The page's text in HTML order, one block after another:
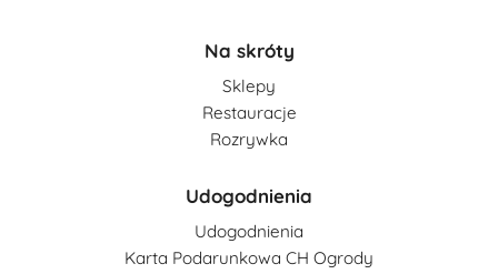
Na skróty
Sklepy
Restauracje
Rozrywka
Udogodnienia
Udogodnienia
Karta Podarunkowa CH Ogrody